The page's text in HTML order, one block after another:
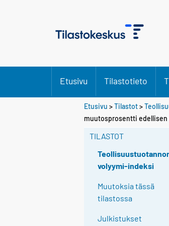
Etusivu Tilastotieto
Etusivu >Tilastot>
muutosprosentti edellisen
TILASTOT
volyymi-indeksi
Muutoksia tässä
tilastossa
Julkistukset